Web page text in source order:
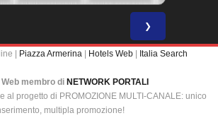
❯
| Piazza Armerina Hotels Web Italia Search
Web membro di NETWORK PORTALI
al progetto di PROMOZIONE MULTI-CANALE: unico
multipla promozione!